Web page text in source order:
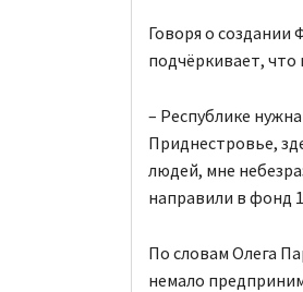
Говоря о
подчёркивает, что
– Республике
Приднестровье,
людей, мне
направили в фонд
По словам Олега
немало